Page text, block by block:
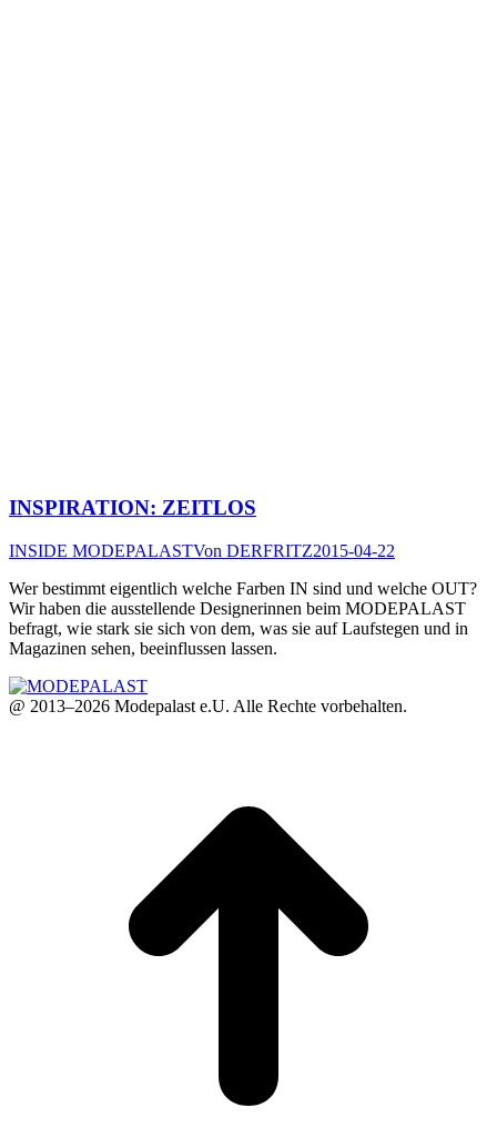
INSPIRATION: ZEITLOS
INSIDE MODEPALASTVon DERFRITZ2015-04-22
Wer bestimmt eigentlich welche Farben IN sind und welche OUT?
Wir haben die ausstellende Designerinnen beim MODEPALAST
befragt, wie stark sie sich von dem, was sie auf Laufstegen und in
Magazinen sehen, beeinflussen lassen.
@ 2013–2026 Modepalast e.U. Alle Rechte vorbehalten.